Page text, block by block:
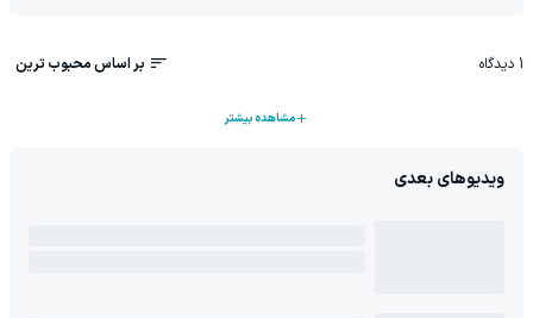
1 دیدگاه بر اساس محبوب ترین
مشاهده بیشتر
ویدیوهای بعدی